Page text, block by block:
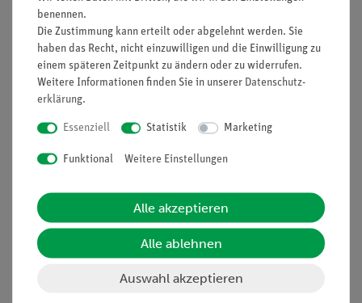
Bausteine
Hartvergoldete, korrosionsbeständige Kontakte
Doppelter Lernerfolg: Elektrischer Schaltplan auf der
Ober- und reele Bauteile auf der Unterseite sichtbar
Leuchtdioden?
Untersuche die Abhängigkeit zwischen Stromstärke und
Spannung an einer Leuchtdiode in Durchlass-und in
Sperrrichtung sowie die von der Diode aufgenommene
elektrische Leistung.
Erprobe die Eignung von Leuchtdioden zur Bestimmung
benennen.
Die Zustimmung kann erteilt oder abgelehnt werden. Sie
haben das Recht, nicht einzuwilligen und die Einwilligung zu
einem späteren Zeitpunkt zu ändern oder zu widerrufen.
Weitere Informationen finden Sie in unserer Daten­schutz­
erklärung.
Essenziell Statistik Marketing
Funktional Weitere Einstellungen
Alle akzeptieren
Alle ablehnen
Auswahl akzeptieren